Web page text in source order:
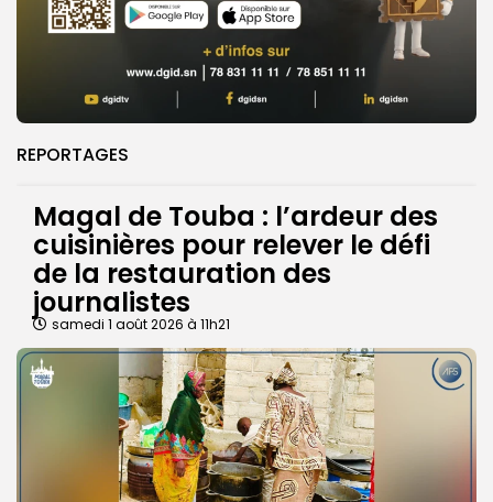
REPORTAGES
Magal de Touba : l’ardeur des
cuisinières pour relever le défi
de la restauration des
journalistes
samedi 1 août 2026 à 11h21